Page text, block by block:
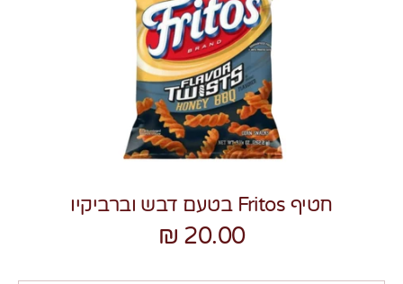
צרו קשר
חטיף Fritos בטעם דבש וברביקיו
20.00 ₪